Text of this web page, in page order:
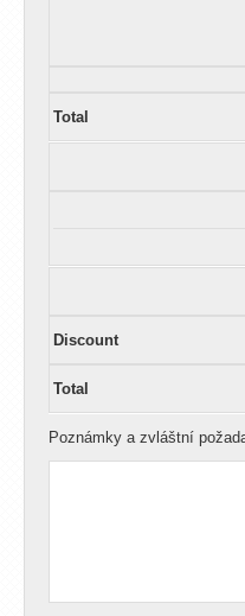
Poznámky a zvláštní